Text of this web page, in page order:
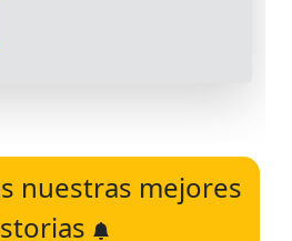
nuestras mejores